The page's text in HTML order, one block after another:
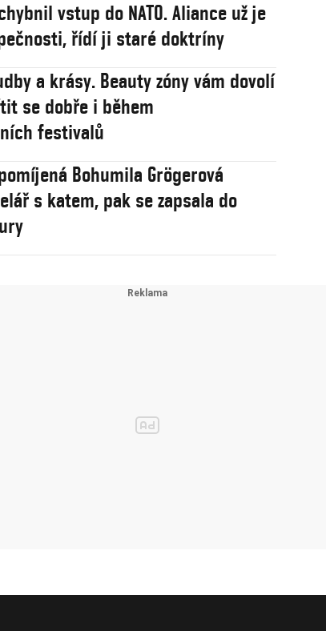
vstup do NATO. Aliance už je
řídí ji staré doktríny
a krásy. Beauty zóny vám dovolí
se dobře i během
festivalů
Bohumila Grögerová
s katem, pak se zapsala do